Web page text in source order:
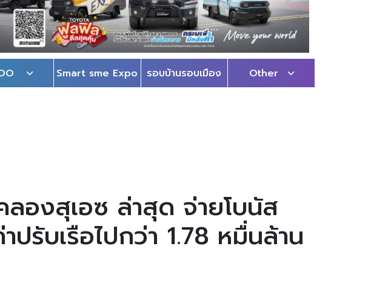
Smart sme Expo รอบบ้านรอบเมือง Other
ลองสุเอซ ล่าสุด จ่ายโบนัส
รับเรือไปกว่า 1.78 หมื่นล้าน